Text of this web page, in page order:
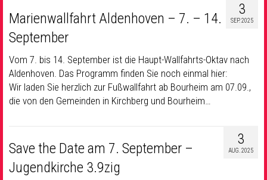
3
SEP. 2025
Marienwallfahrt Aldenhoven – 7. – 14.
September
Vom 7. bis 14. September ist die Haupt-Wallfahrts-Oktav nach
Aldenhoven. Das Programm finden Sie noch einmal hier:
Wir laden Sie herzlich zur Fußwallfahrt ab Bourheim am 07.09.,
die von den Gemeinden in Kirchberg und Bourheim…
3
AUG. 2025
Save the Date am 7. September –
Jugendkirche 3.9zig